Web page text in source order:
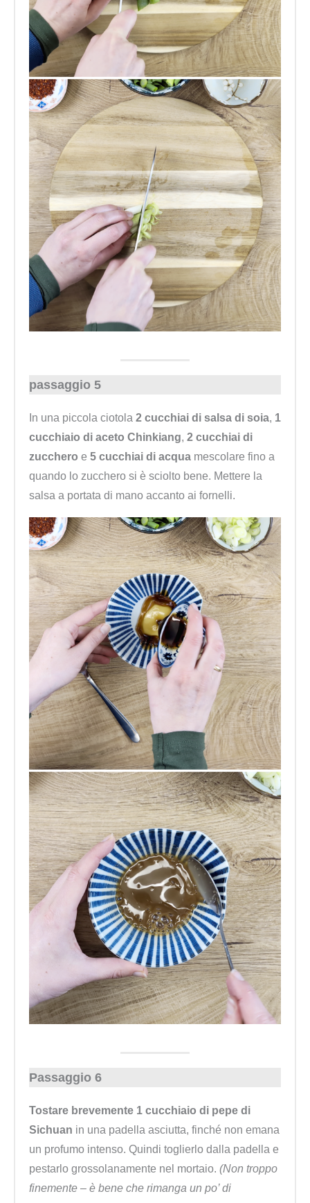
passaggio 5
In una piccola ciotola 2 cucchiai di salsa di soia, 1
cucchiaio di aceto Chinkiang, 2 cucchiai di
zucchero e 5 cucchiai di acqua mescolare fino a
quando lo zucchero si è sciolto bene. Mettere la
salsa a portata di mano accanto ai fornelli.
Passaggio 6
Tostare brevemente 1 cucchiaio di pepe di
Sichuan in una padella asciutta, finché non emana
un profumo intenso. Quindi toglierlo dalla padella e
pestarlo grossolanamente nel mortaio. (Non troppo
finemente – è bene che rimanga un po’ di